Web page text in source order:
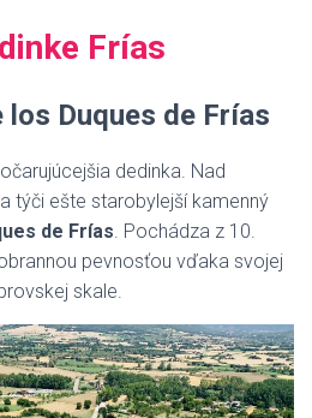
Frías
Duques de Frías
dedinka. Nad
týči ešte starobylejší kamenný
de Frías . Pochádza z 10.
pevnosťou vďaka svojej
skale.